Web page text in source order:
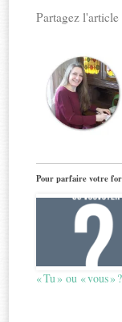
Partagez l'article
Pour parfaire votre
« Tu » ou « vous » ?